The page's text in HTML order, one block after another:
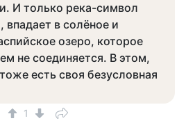
И только река-символ
впадает в солёное и
озеро, которое
не соединяется. В этом,
есть своя безусловная
1